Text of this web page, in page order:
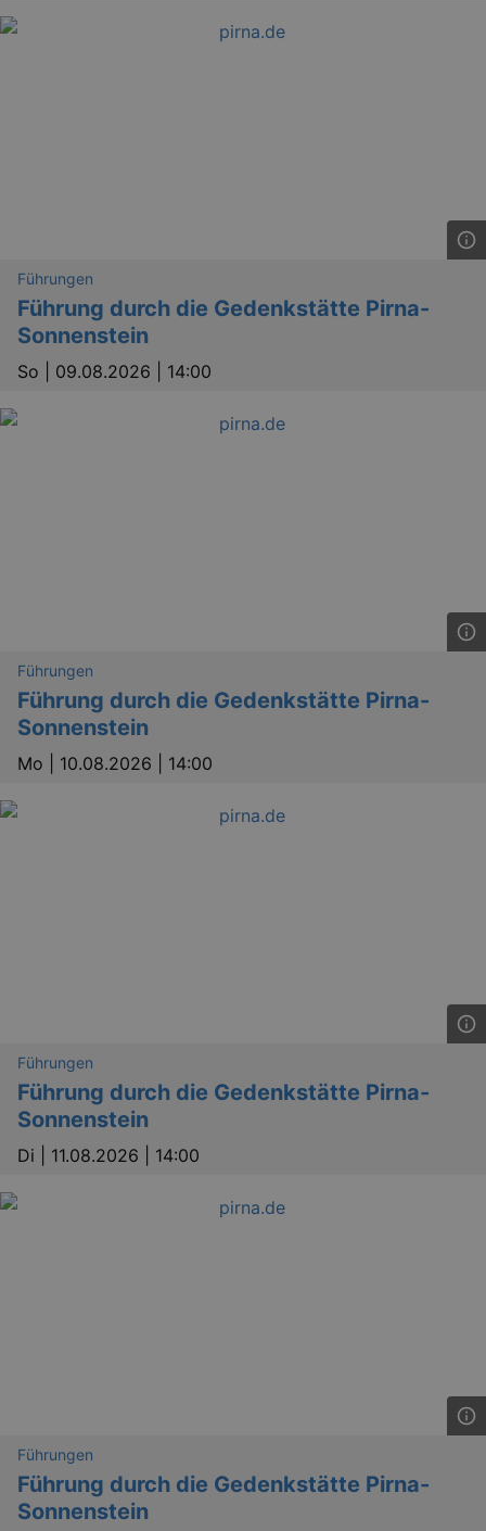
Führungen
Führung durch die Gedenkstätte Pirna-
Sonnenstein
So | 09.08.2026 | 14:00
Führungen
Führung durch die Gedenkstätte Pirna-
Sonnenstein
Mo | 10.08.2026 | 14:00
Führungen
Führung durch die Gedenkstätte Pirna-
Sonnenstein
Di | 11.08.2026 | 14:00
Führungen
Führung durch die Gedenkstätte Pirna-
Sonnenstein